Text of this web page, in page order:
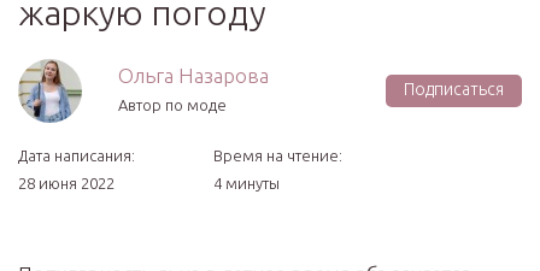
жаркую погоду
Ольга Назарова
Автор по моде
Подписаться
Дата написания:
28 июня 2022
Время на чтение:
4 минуты